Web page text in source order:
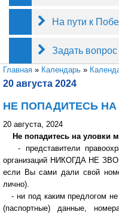
На пути к
Задать вопрос
Вы здесь
Главная » Календарь »
20 августа 2024
НЕ ПОПАДИТЕСЬ
20 августа, 2024
Не попадитесь на уловки
- представители
организаций НИКОГДА НЕ
если Вы сами дали свой
лично).
- ни под каким предлогом
(паспортные) данные,